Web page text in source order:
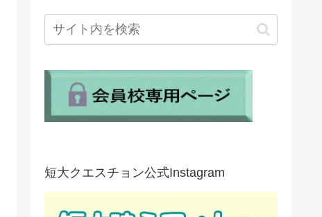
短大クエスチョン公式Instagram